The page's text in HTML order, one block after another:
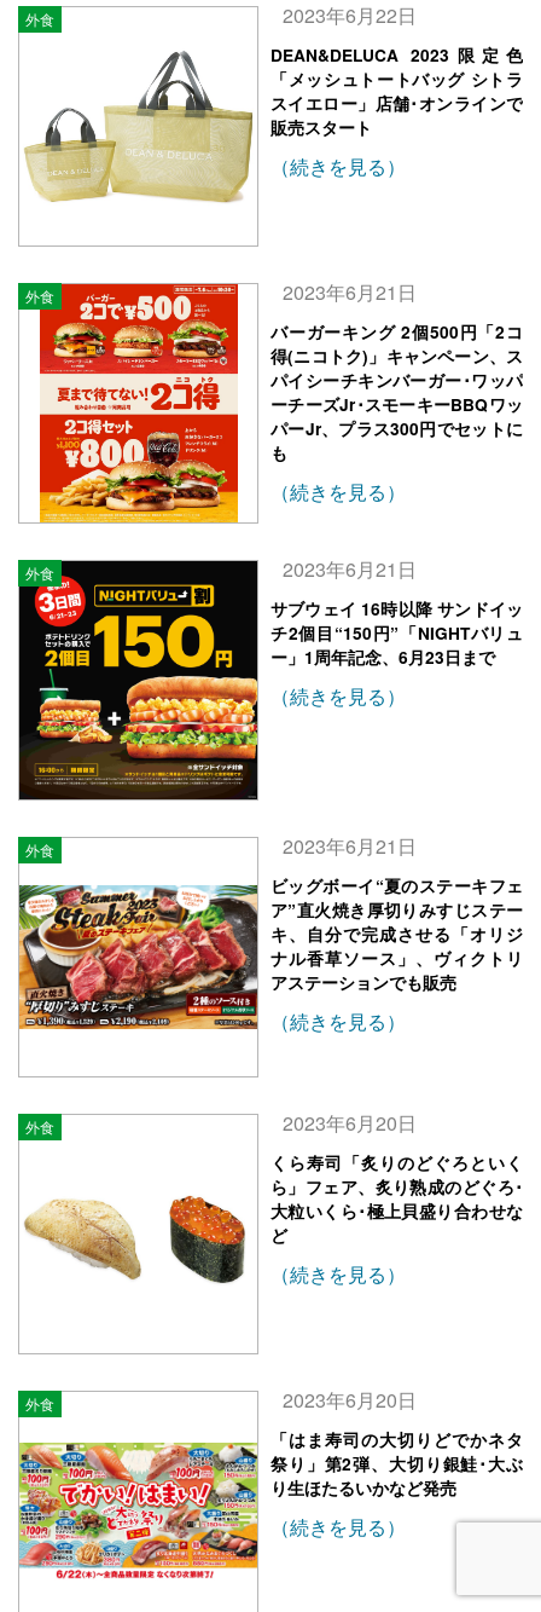
外食 2023年6月22日
DEAN&DELUCA 2023限定色
「メッシュトートバッグ シトラ
スイエロー」店舗･オンラインで
販売スタート
（続きを見る）
外食 2023年6月21日
バーガーキング 2個500円「2コ
得(ニコトク)」キャンペーン、ス
パイシーチキンバーガー･ワッパ
ーチーズJr･スモーキーBBQワッ
パーJr、プラス300円でセットに
も
（続きを見る）
外食 2023年6月21日
サブウェイ 16時以降 サンドイッ
チ2個目“150円”「NIGHTバリュ
ー」1周年記念、6月23日まで
（続きを見る）
外食 2023年6月21日
ビッグボーイ“夏のステーキフェ
ア”直火焼き厚切りみすじステー
キ、自分で完成させる「オリジ
ナル香草ソース」、ヴィクトリ
アステーションでも販売
（続きを見る）
外食 2023年6月20日
くら寿司「炙りのどぐろといく
ら」フェア、炙り熟成のどぐろ･
大粒いくら･極上貝盛り合わせな
ど
（続きを見る）
外食 2023年6月20日
「はま寿司の大切りどでかネタ
祭り」第2弾、大切り銀鮭･大ぶ
り生ほたるいかなど発売
（続きを見る）